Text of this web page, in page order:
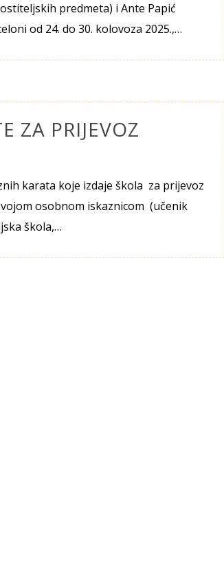
predmeta) i Ante Papić
od 24. do 30. kolovoza 2025.,…
ZA PRIJEVOZ
karata koje izdaje škola za prijevoz
osobnom iskaznicom (učenik
škola,…